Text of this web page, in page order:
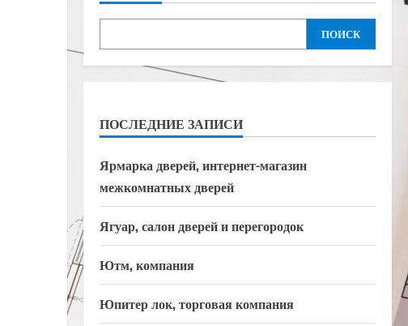
ПОИСК
ПОСЛЕДНИЕ ЗАПИСИ
Ярмарка дверей, интернет-магазин
межкомнатных дверей
Ягуар, салон дверей и перегородок
Ютм, компания
Юпитер лок, торговая компания